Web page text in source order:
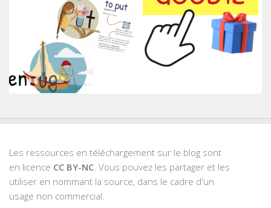
Les ressources en téléchargement sur le blog sont
en licence CC BY-NC. Vous pouvez les partager et les
utiliser en nommant la source, dans le cadre d'un
usage non commercial.